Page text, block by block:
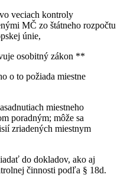
veciach kontroly
MČ zo štátneho rozpočtu
únie,
osobitný zákon **
o to požiada miestne
miestneho
poradným; môže sa
zriadených miestnym
do dokladov, ako aj
činnosti podľa § 18d.